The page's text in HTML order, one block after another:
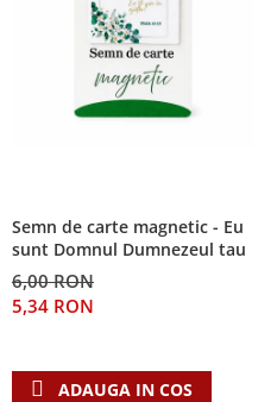
Semn de carte magnetic - Eu
sunt Domnul Dumnezeul tau
6,00 RON
5,34 RON
ADAUGA IN COS